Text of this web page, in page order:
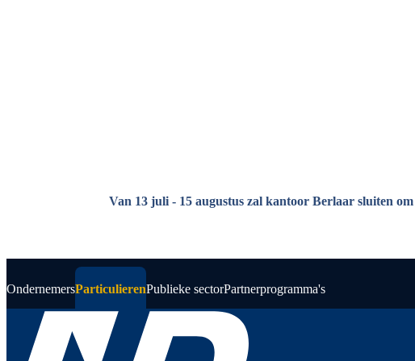
Van 13 juli - 15 augustus zal kantoor Berlaar sluiten
OndernemersParticulierenPublieke sectorPartnerprogramma's